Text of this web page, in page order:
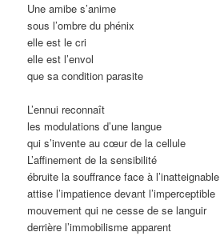
Une amibe s’anime
sous l’ombre du phénix
elle est le cri
elle est l’envol
que sa condition parasite
L’ennui reconnaît
les modulations d’une langue
qui s’invente au cœur de la cellule
L’affinement de la sensibilité
ébruite la souffrance face à l’inatteignable
attise l’impatience devant l’imperceptible
mouvement qui ne cesse de se languir
derrière l’immobilisme apparent